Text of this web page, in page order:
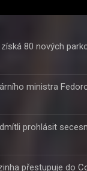
80 nových
ministra
prohlásit
přestupuje do